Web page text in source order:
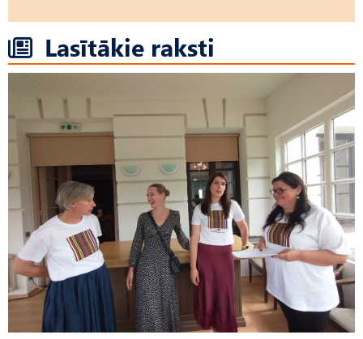
Lasītākie raksti